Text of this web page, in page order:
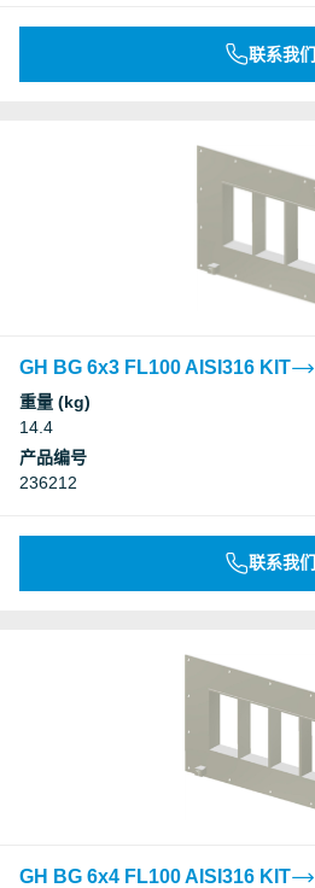
联系我们
GH BG 6x3 FL100 AISI316 KIT
重量 (kg)
14.4
产品编号
236212
联系我们
GH BG 6x4 FL100 AISI316 KIT